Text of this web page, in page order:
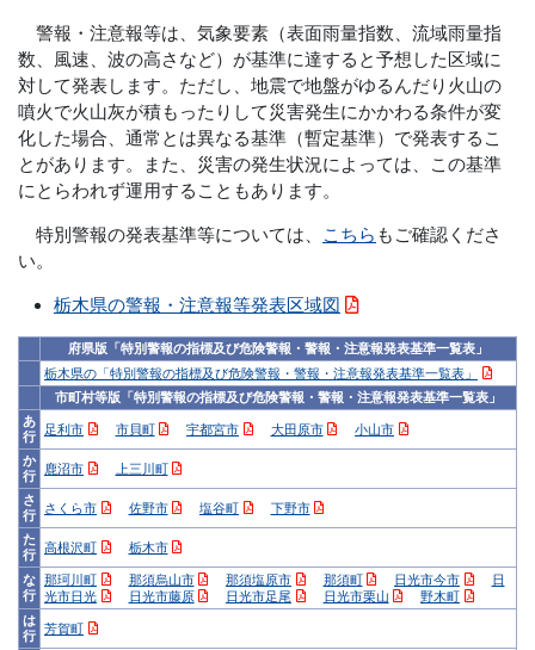
警報・注意報等は、気象要素（表面雨量指数、流域雨量指
数、風速、波の高さなど）が基準に達すると予想した区域に
対して発表します。ただし、地震で地盤がゆるんだり火山の
噴火で火山灰が積もったりして災害発生にかかわる条件が変
化した場合、通常とは異なる基準（暫定基準）で発表するこ
とがあります。また、災害の発生状況によっては、この基準
にとらわれず運用することもあります。
特別警報の発表基準等については、 こちら もご確認くださ
い。
栃木県の警報・注意報等発表区域図
府県版「特別警報の指標及び危険警報・警報・注意報発表基準一覧表」
栃木県の「特別警報の指標及び危険警報・警報・注意報発表基準一覧表」
市町村等版「特別警報の指標及び危険警報・警報・注意報発表基準一覧表」
あ
行
足利市 市貝町 宇都宮市 大田原市 小山市
か
行
鹿沼市 上三川町
さ
行
さくら市 佐野市 塩谷町 下野市
た
行 高根沢町 栃木市
な
行
那珂川町 那須烏山市 那須塩原市 那須町 日光市今市
日
光市日光
日光市藤原 日光市足尾 日光市栗山
野木町
は
行 芳賀町